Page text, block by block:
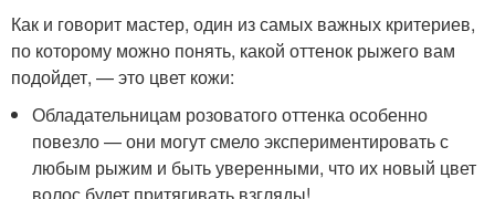
Как и говорит мастер, один из самых важных критериев,
по которому можно понять, какой оттенок рыжего вам
подойдет, — это цвет кожи:
Обладательницам розоватого оттенка особенно
повезло — они могут смело экспериментировать с
любым рыжим и быть уверенными, что их новый цвет